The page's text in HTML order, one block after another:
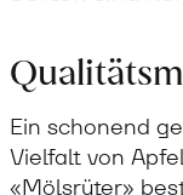
Ein schonend
Vielfalt von
«Mölsrüter»